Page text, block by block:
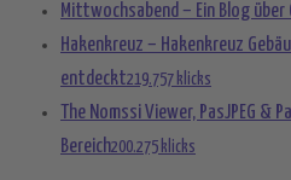
Mittwochsabend – Ein Blog
Hakenkreuz – Hakenkreuz
entdeckt219.757 klicks
The Nomssi Viewer, PasJPEG &
Bereich200.275 klicks